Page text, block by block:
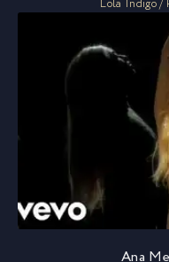
Lola Indigo /
Ana